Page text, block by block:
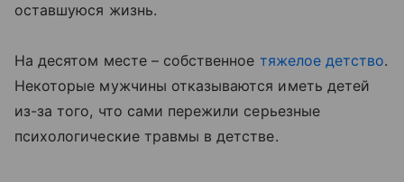
оставшуюся жизнь.
На десятом месте – собственное тяжелое детство.
Некоторые мужчины отказываются иметь детей
из-за того, что сами пережили серьезные
психологические травмы в детстве.